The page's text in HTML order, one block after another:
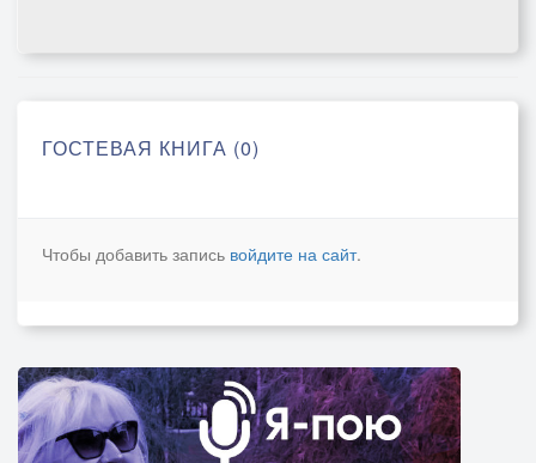
ГОСТЕВАЯ КНИГА (0)
Чтобы добавить запись войдите на сайт.